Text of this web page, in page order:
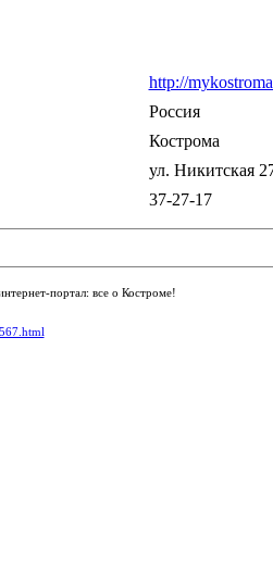
http://
Россия
Кострома
ул. Никитская
37-27-17
портал: все о Костроме!